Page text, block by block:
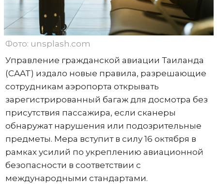
Фото: unsplash.com
Управление гражданской авиации Таиланда
(CAAT) издало новые правила, разрешающие
сотрудникам аэропорта открывать
зарегистрированный багаж для досмотра без
присутствия пассажира, если сканеры
обнаружат нарушения или подозрительные
предметы. Мера вступит в силу 16 октября в
рамках усилий по укреплению авиационной
безопасности в соответствии с
международными стандартами.